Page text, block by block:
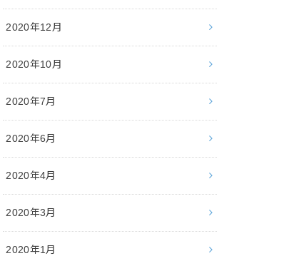
2020年12月
2020年10月
2020年7月
2020年6月
2020年4月
2020年3月
2020年1月